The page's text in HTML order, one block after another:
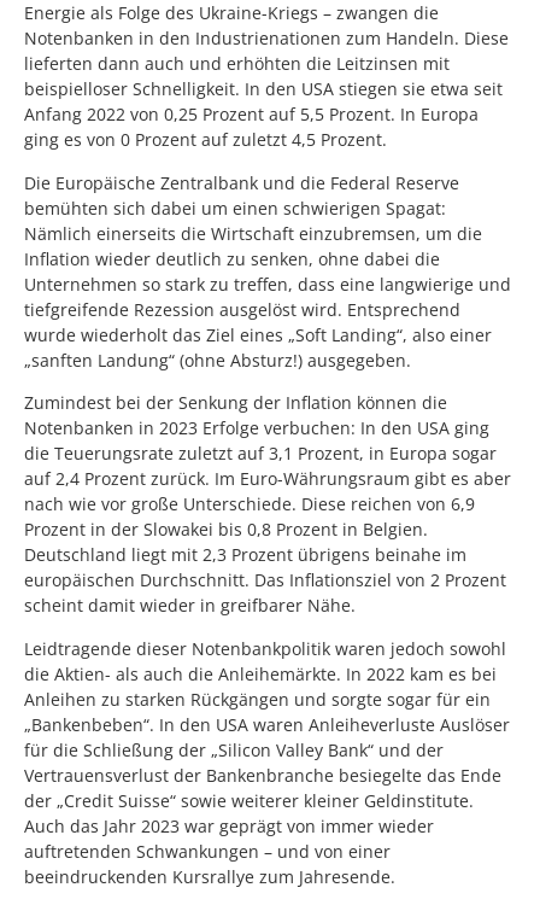
Energie als Folge des Ukraine-Kriegs – zwangen die
Notenbanken in den Industrienationen zum Handeln. Diese
lieferten dann auch und erhöhten die Leitzinsen mit
beispielloser Schnelligkeit. In den USA stiegen sie etwa seit
Anfang 2022 von 0,25 Prozent auf 5,5 Prozent. In Europa
ging es von 0 Prozent auf zuletzt 4,5 Prozent.
Die Europäische Zentralbank und die Federal Reserve
bemühten sich dabei um einen schwierigen Spagat:
Nämlich einerseits die Wirtschaft einzubremsen, um die
Inflation wieder deutlich zu senken, ohne dabei die
Unternehmen so stark zu treffen, dass eine langwierige und
tiefgreifende Rezession ausgelöst wird. Entsprechend
wurde wiederholt das Ziel eines „Soft Landing“, also einer
„sanften Landung“ (ohne Absturz!) ausgegeben.
Zumindest bei der Senkung der Inflation können die
Notenbanken in 2023 Erfolge verbuchen: In den USA ging
die Teuerungsrate zuletzt auf 3,1 Prozent, in Europa sogar
auf 2,4 Prozent zurück. Im Euro-Währungsraum gibt es aber
nach wie vor große Unterschiede. Diese reichen von 6,9
Prozent in der Slowakei bis 0,8 Prozent in Belgien.
Deutschland liegt mit 2,3 Prozent übrigens beinahe im
europäischen Durchschnitt. Das Inflationsziel von 2 Prozent
scheint damit wieder in greifbarer Nähe.
Leidtragende dieser Notenbankpolitik waren jedoch sowohl
die Aktien- als auch die Anleihemärkte. In 2022 kam es bei
Anleihen zu starken Rückgängen und sorgte sogar für ein
„Bankenbeben“. In den USA waren Anleiheverluste Auslöser
für die Schließung der „Silicon Valley Bank“ und der
Vertrauensverlust der Bankenbranche besiegelte das Ende
der „Credit Suisse“ sowie weiterer kleiner Geldinstitute.
Auch das Jahr 2023 war geprägt von immer wieder
auftretenden Schwankungen – und von einer
beeindruckenden Kursrallye zum Jahresende.